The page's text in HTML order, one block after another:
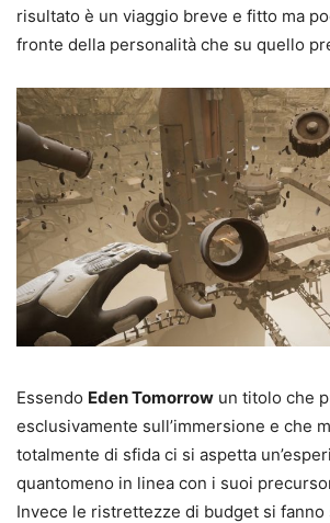
risultato è un viaggio breve e fitto ma
fronte della personalità che su quello
Essendo Eden Tomorrow un titolo che
esclusivamente sull’immersione e che
totalmente di sfida ci si aspetta
quantomeno in linea con i suoi
Invece le ristrettezze di budget si fanno